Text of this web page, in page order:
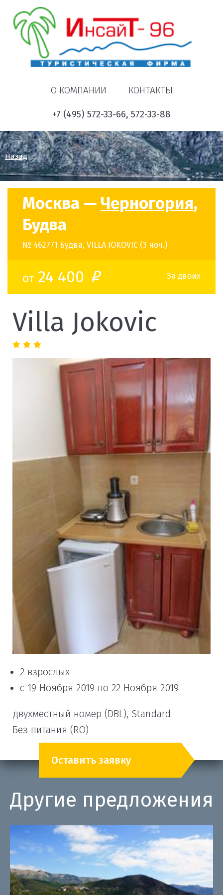
О КОМПАНИИ КОНТАКТЫ
+7 (495) 572-33-66, 572-33-88
Назад
Москва — Черногория,
Будва
№ 462771 Будва, VILLA JOKOVIC (3 ноч.)
от24 400 o За двоих
Villa Jokovic
2 взрослых
с 19 Ноября 2019 по 22 Ноября 2019
двухместный номер (DBL), Standard
Без питания (RO)
Оставить заявку
Другие предложения